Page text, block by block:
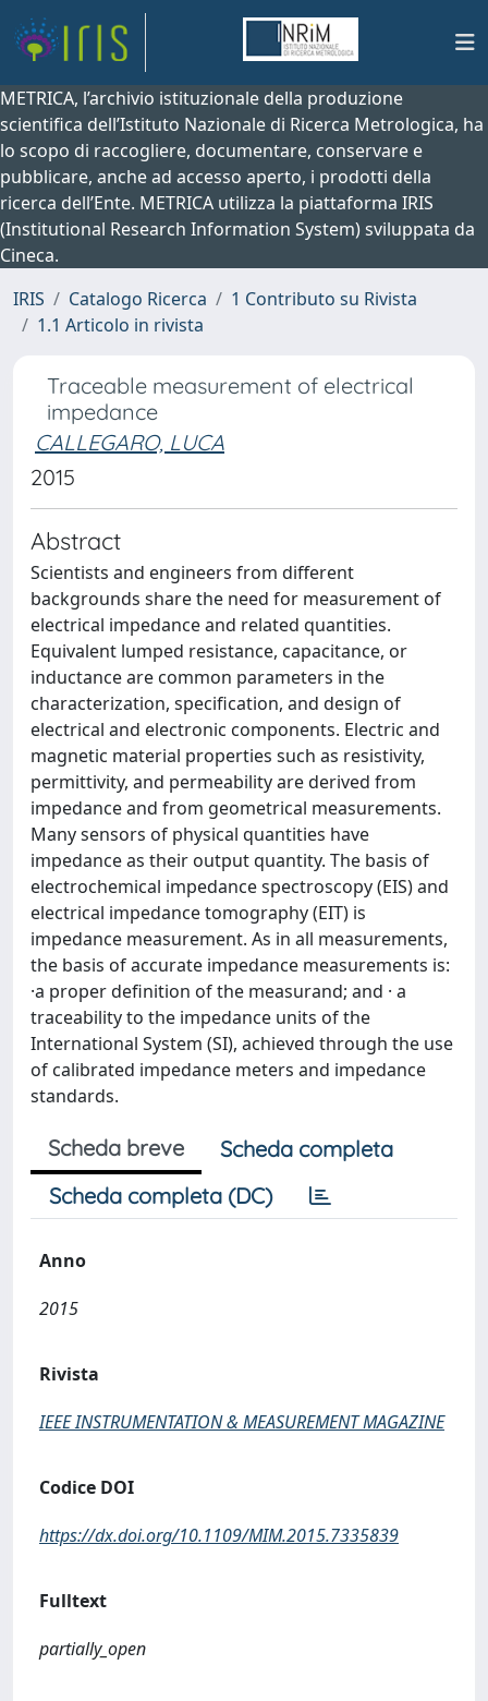
METRICA, l’archivio istituzionale della produzione
scientifica dell’Istituto Nazionale di Ricerca Metrologica, ha
lo scopo di raccogliere, documentare, conservare e
pubblicare, anche ad accesso aperto, i prodotti della
ricerca dell’Ente. METRICA utilizza la piattaforma IRIS
(Institutional Research Information System) sviluppata da
Cineca.
IRIS
Catalogo Ricerca
1 Contributo su Rivista
1.1 Articolo in rivista
Traceable measurement of electrical
impedance
CALLEGARO, LUCA
2015
Abstract
Scientists and engineers from different
backgrounds share the need for measurement of
electrical impedance and related quantities.
Equivalent lumped resistance, capacitance, or
inductance are common parameters in the
characterization, specification, and design of
electrical and electronic components. Electric and
magnetic material properties such as resistivity,
permittivity, and permeability are derived from
impedance and from geometrical measurements.
Many sensors of physical quantities have
impedance as their output quantity. The basis of
electrochemical impedance spectroscopy (EIS) and
electrical impedance tomography (EIT) is
impedance measurement. As in all measurements,
the basis of accurate impedance measurements is:
·a proper definition of the measurand; and · a
traceability to the impedance units of the
International System (SI), achieved through the use
of calibrated impedance meters and impedance
standards.
Scheda breve
Scheda completa
Scheda completa (DC)
Anno
2015
Rivista
IEEE INSTRUMENTATION & MEASUREMENT MAGAZINE
Codice DOI
https://dx.doi.org/10.1109/MIM.2015.7335839
Fulltext
partially_open